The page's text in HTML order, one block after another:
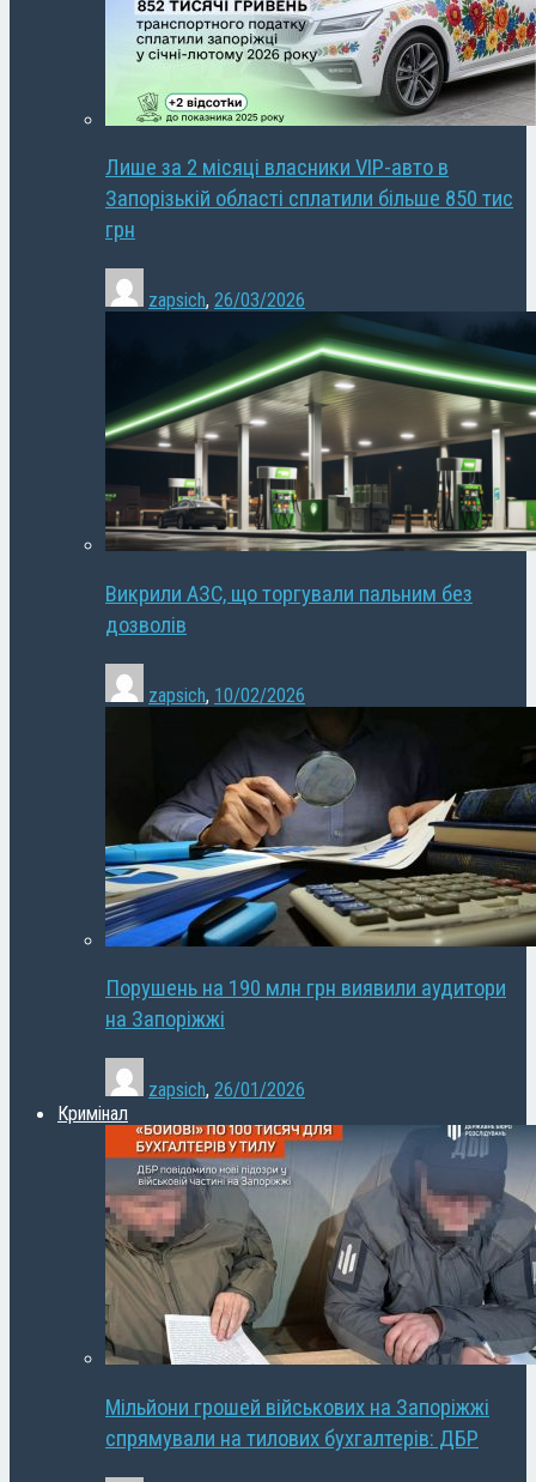
Лише за 2 місяці власники VIP-авто в
Запорізькій області сплатили більше 850 тис
грн
zapsich, 26/03/2026
Викрили АЗС, що торгували пальним без
дозволів
zapsich, 10/02/2026
Порушень на 190 млн грн виявили аудитори
на Запоріжжі
zapsich, 26/01/2026
Кримінал
Мільйони грошей військових на Запоріжжі
спрямували на тилових бухгалтерів: ДБР